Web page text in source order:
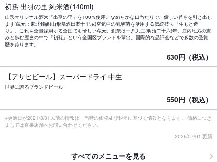
初孫 出羽の里 純米酒(140ml)
山形オリジナル酒米「出羽の里」を100％使用。なめらかな口当たりで、優しい旨さを引き出し
ます/蔵元：東北銘醸(山形県酒田市十里塚)空気中の乳酸菌を活用する伝統技法『生もと造
り』。これを全量採用する全国でも珍しい蔵元。創業は一八九三(明治二十六)年。庄内地方の恵
みと歩む歴史の中で「初孫」という全国区ブランドを輩出。国際的な品評会などで多数の受賞
歴を誇ります。
630円（税込）
【アサヒビール】スーパードライ 中生
世界に誇るブランドビール
550円（税込）
※更新日が2021/3/31以前の情報は、当時の価格及び税率に基づく情報となります。 価格につき
ましては直接店舗へお問い合わせください。
2026/07/01 更新
すべてのメニューを見る